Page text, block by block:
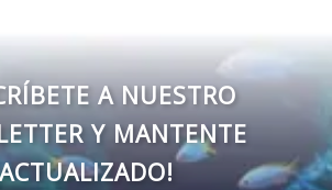
A NUESTRO
Y MANTENTE
ACTUALIZADO!